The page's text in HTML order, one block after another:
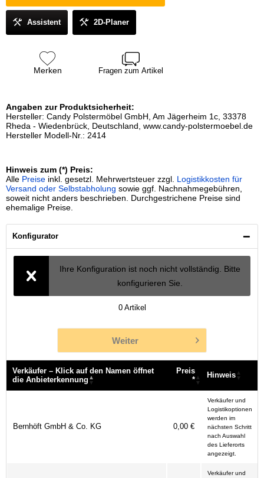
Assistent 2D-Planer
Merken Fragen zum Artikel
Angaben zur Produktsicherheit:
Hersteller: Candy Polstermöbel GmbH, Am Jägerheim 1c, 33378
Rheda - Wiedenbrück, Deutschland, www.candy-polstermoebel.de
Hersteller Modell-Nr.: 2414
Hinweis zum (*) Preis:
Alle Preise inkl. gesetzl. Mehrwertsteuer zzgl. Logistikkosten für
Versand oder Selbstabholung sowie ggf. Nachnahmegebühren,
soweit nicht anders beschrieben. Durchgestrichene Preise sind
ehemalige Preise.
Konfigurator
Ihre Konfiguration ist noch nicht vollständig. Bitte
konfigurieren Sie.
0 Artikel
Weiter
Verkäufer – Klick auf den Namen öffnet
die Anbieterkennung
Preis
*
Hinweis
Bernhöft GmbH & Co. KG 0,00 €
Verkäufer und
Logistikoptionen
werden im
nächsten Schritt
nach Auswahl
des Lieferorts
angezeigt.
Verkäufer und